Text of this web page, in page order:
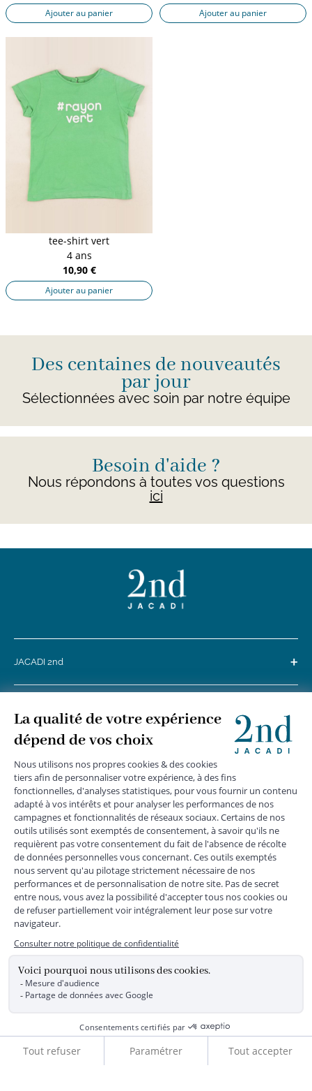
Ajouter au panier Ajouter au panier
tee-shirt vert
4 ans
10,90 €
Ajouter au panier
Des centaines de nouveautés
par jour
Sélectionnées avec soin par notre équipe
Besoin d'aide ?
Nous répondons à toutes vos questions
ici
JACADI 2nd +
MENTIONS LÉGALES|CGU|CGV|COOKIES|
DONNÉES PERSONNELLES
*
Livraison express gratuite en point relais dès 59 € et à domicile dès 150
€ vers la France Métropolitaine
Les données collectées par la société JACADI, responsable
du traitement, sont nécessaires à l'envoi de newsletters, à la
création de compte, pour le traitement, le suivi et la livraison
de votre commande, ainsi que pour le suivi de votre
adhésion au programme fidélité. Conformément au
protection des données personnelles, vous bénéficiez d'un
droit d'accès, d'édiction des directives anticipées, de
rectification, d'opposition, d'effacement, de portabilité ou de
Vous pouvez exercer vos droits en écrivant à JACADI –
Service Clients – 2/10 Rue Chaptal, 92300 LEVALLOIS-
PERRET, FRANCE ou par email service-clients@jacadi.fr .